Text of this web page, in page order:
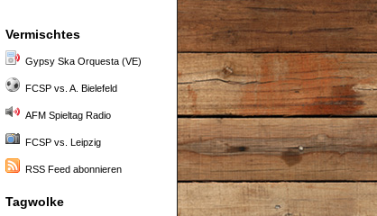
Vermischtes
Gypsy Ska Orquesta (VE)
FCSP vs. A. Bielefeld
AFM Spieltag Radio
FCSP vs. Leipzig
RSS Feed abonnieren
Tagwolke